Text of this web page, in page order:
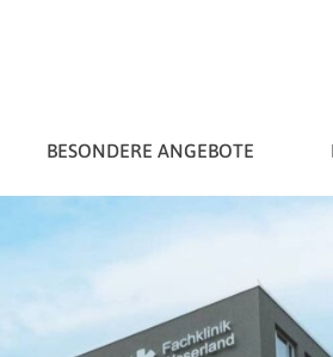
BESONDERE ANGEBOTE
Gesundheitswochen
Beihilfeberechtigte